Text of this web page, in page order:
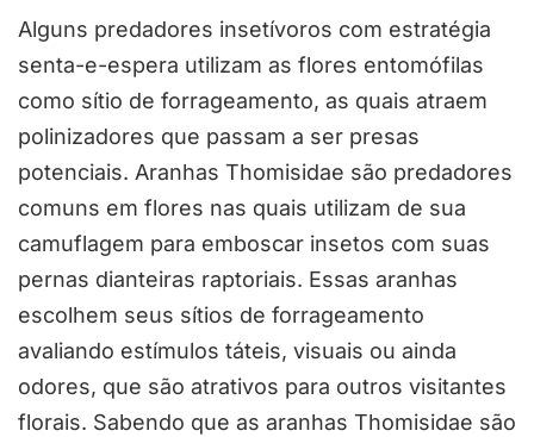
Alguns predadores insetívoros com estratégia
senta-e-espera utilizam as flores entomófilas
como sítio de forrageamento, as quais atraem
polinizadores que passam a ser presas
potenciais. Aranhas Thomisidae são predadores
comuns em flores nas quais utilizam de sua
camuflagem para emboscar insetos com suas
pernas dianteiras raptoriais. Essas aranhas
escolhem seus sítios de forrageamento
avaliando estímulos táteis, visuais ou ainda
odores, que são atrativos para outros visitantes
florais. Sabendo que as aranhas Thomisidae são